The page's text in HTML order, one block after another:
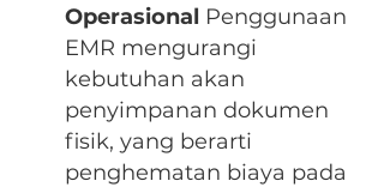
Operasional Penggunaan
EMR mengurangi
kebutuhan akan
penyimpanan dokumen
fisik, yang berarti
penghematan biaya pada